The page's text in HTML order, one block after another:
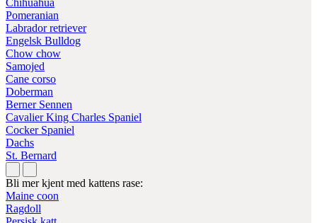
Chihuahua
Pomeranian
Labrador retriever
Engelsk Bulldog
Chow chow
Samojed
Cane corso
Doberman
Berner Sennen
Cavalier King Charles Spaniel
Cocker Spaniel
Dachs
St. Bernard
Bli mer kjent med kattens rase:
Maine coon
Ragdoll